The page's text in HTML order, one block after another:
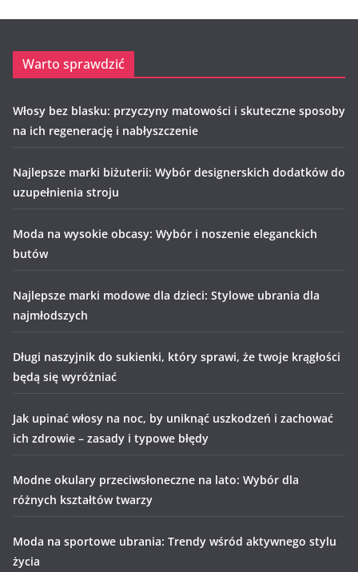
Warto sprawdzić
Włosy bez blasku: przyczyny matowości i skuteczne sposoby
na ich regenerację i nabłyszczenie
Najlepsze marki biżuterii: Wybór designerskich dodatków do
uzupełnienia stroju
Moda na wysokie obcasy: Wybór i noszenie eleganckich
butów
Najlepsze marki modowe dla dzieci: Stylowe ubrania dla
najmłodszych
Długi naszyjnik do sukienki, który sprawi, że twoje krągłości
będą się wyróżniać
Jak upinać włosy na noc, by uniknąć uszkodzeń i zachować
ich zdrowie – zasady i typowe błędy
Modne okulary przeciwsłoneczne na lato: Wybór dla
różnych kształtów twarzy
Moda na sportowe ubrania: Trendy wśród aktywnego stylu
życia